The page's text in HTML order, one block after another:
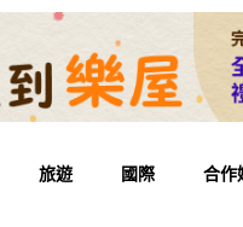
旅遊 國際 合作